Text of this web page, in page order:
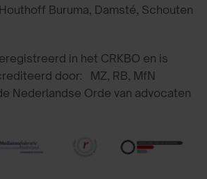
Buruma, Damsté, Schouten
in het CRKBO en is
door: MZ, RB, MfN
Nederlandse Orde van advocaten